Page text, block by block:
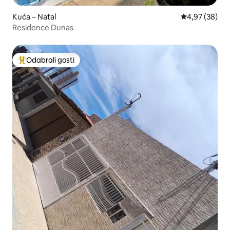
Kuća – Natal Prosječna
4,97 (38)
Residence Dunas
Među najviše rangiranima s oznakom „Odabrali gosti”
Odabrali gosti